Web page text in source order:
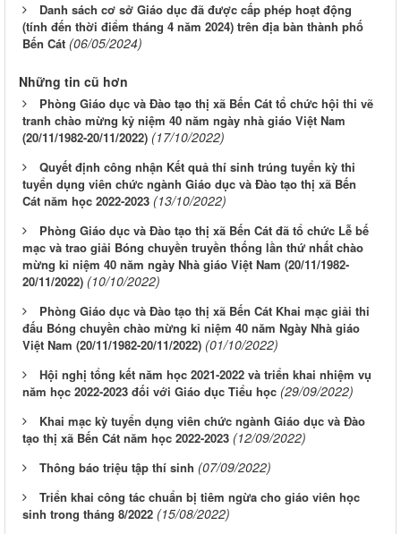
Danh sách cơ sở Giáo dục đã được cấp phép hoạt động
(tính đến thời điểm tháng 4 năm 2024) trên địa bàn thành phố
Bến Cát (06/05/2024)
Những tin cũ hơn
Phòng Giáo dục và Đào tạo thị xã Bến Cát tổ chức hội thi vẽ
tranh chào mừng kỷ niệm 40 năm ngày nhà giáo Việt Nam
(20/11/1982-20/11/2022) (17/10/2022)
Quyết định công nhận Kết quả thí sinh trúng tuyển kỳ thi
tuyển dụng viên chức ngành Giáo dục và Đào tạo thị xã Bến
Cát năm học 2022-2023 (13/10/2022)
Phòng Giáo dục và Đào tạo thị xã Bến Cát đã tổ chức Lễ bế
mạc và trao giải Bóng chuyền truyền thống lần thứ nhất chào
mừng kỉ niệm 40 năm ngày Nhà giáo Việt Nam (20/11/1982-
20/11/2022) (10/10/2022)
Phòng Giáo dục và Đào tạo thị xã Bến Cát Khai mạc giải thi
đấu Bóng chuyền chào mừng kỉ niệm 40 năm Ngày Nhà giáo
Việt Nam (20/11/1982-20/11/2022) (01/10/2022)
Hội nghị tổng kết năm học 2021-2022 và triển khai nhiệm vụ
năm học 2022-2023 đối với Giáo dục Tiểu học (29/09/2022)
Khai mạc kỳ tuyển dụng viên chức ngành Giáo dục và Đào
tạo thị xã Bến Cát năm học 2022-2023 (12/09/2022)
Thông báo triệu tập thí sinh (07/09/2022)
Triển khai công tác chuẩn bị tiêm ngừa cho giáo viên học
sinh trong tháng 8/2022 (15/08/2022)